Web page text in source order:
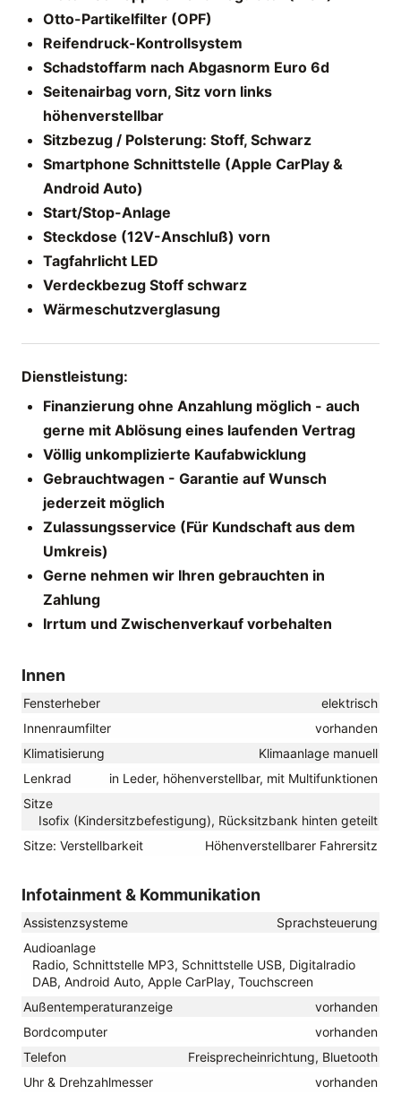
Otto-Partikelfilter (OPF)
Reifendruck-Kontrollsystem
Schadstoffarm nach Abgasnorm Euro 6d
Seitenairbag vorn, Sitz vorn links
höhenverstellbar
Sitzbezug / Polsterung: Stoff, Schwarz
Smartphone Schnittstelle (Apple CarPlay &
Android Auto)
Start/Stop-Anlage
Steckdose (12V-Anschluß) vorn
Tagfahrlicht LED
Verdeckbezug Stoff schwarz
Wärmeschutzverglasung
Dienstleistung:
Finanzierung ohne Anzahlung möglich - auch
gerne mit Ablösung eines laufenden Vertrag
Völlig unkomplizierte Kaufabwicklung
Gebrauchtwagen - Garantie auf Wunsch
jederzeit möglich
Zulassungsservice (Für Kundschaft aus dem
Umkreis)
Gerne nehmen wir Ihren gebrauchten in
Zahlung
Irrtum und Zwischenverkauf vorbehalten
Innen
Fensterheber
elektrisch
Innenraumfilter
vorhanden
Klimatisierung
Klimaanlage manuell
Lenkrad
in Leder, höhenverstellbar, mit Multifunktionen
Sitze
Isofix (Kindersitzbefestigung), Rücksitzbank hinten geteilt
Sitze: Verstellbarkeit
Höhenverstellbarer Fahrersitz
Infotainment & Kommunikation
Assistenzsysteme
Sprachsteuerung
Audioanlage
Radio, Schnittstelle MP3, Schnittstelle USB, Digitalradio
DAB, Android Auto, Apple CarPlay, Touchscreen
Außentemperaturanzeige
vorhanden
Bordcomputer
vorhanden
Telefon
Freisprecheinrichtung, Bluetooth
Uhr & Drehzahlmesser
vorhanden